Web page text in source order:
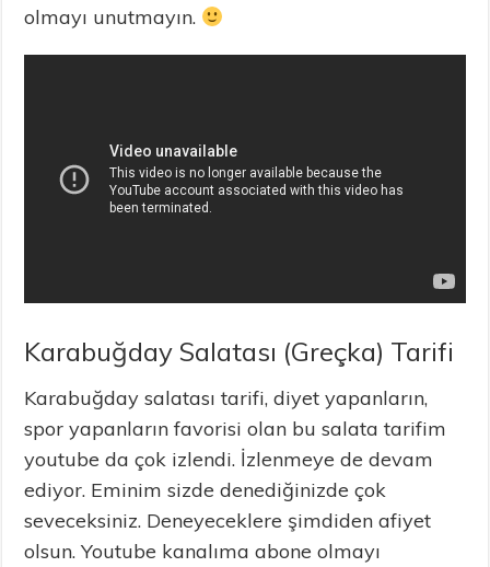
olmayı unutmayın.
Karabuğday Salatası (Greçka) Tarifi
Karabuğday salatası tarifi, diyet yapanların,
spor yapanların favorisi olan bu salata tarifim
youtube da çok izlendi. İzlenmeye de devam
ediyor. Eminim sizde denediğinizde çok
seveceksiniz. Deneyeceklere şimdiden afiyet
olsun. Youtube kanalıma abone olmayı